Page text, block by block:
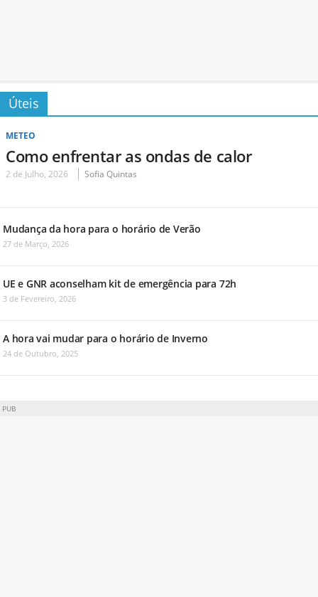
Úteis
METEO
Como enfrentar as ondas de calor
2 de Julho, 2026 Sofia Quintas
Mudança da hora para o horário de Verão
27 de Março, 2026
UE e GNR aconselham kit de emergência para 72h
3 de Fevereiro, 2026
A hora vai mudar para o horário de Inverno
24 de Outubro, 2025
PUB